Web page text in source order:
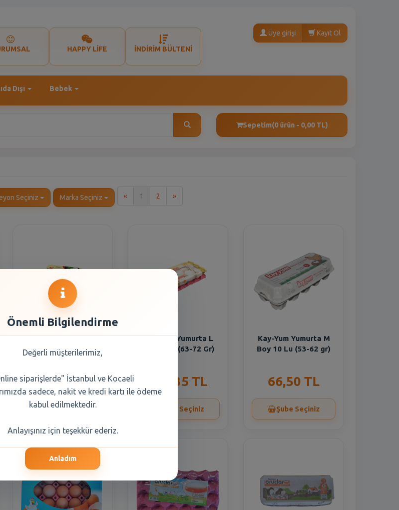
HAPPY LİFE İNDİRİM BÜLTENİ
Üye girişi Kayıt Ol
Dışı Bebek
Sepetim(0 ürün - 0,00 TL)
Seçiniz Marka Seçiniz « 1 2 »Son
Keskinoğlu Yumurta M
Boy 6lı (53-62 Gr)
40,45 TL
Şube Seçiniz
Kay-Yum Yumurta L
Boy 15 Li (63-72 Gr)
105,35 TL
Şube Seçiniz
Kay-Yum Yumurta M
Boy 10 Lu (53-62 gr)
66,50 TL
Şube Seçiniz
Önemli Bilgilendirme
Değerli müşterilerimiz,
siparişlerde" İstanbul ve Kocaeli
sadece, nakit ve kredi kartı ile ödeme
kabul edilmektedir.
Anlayışınız için teşekkür ederiz.
Anladım